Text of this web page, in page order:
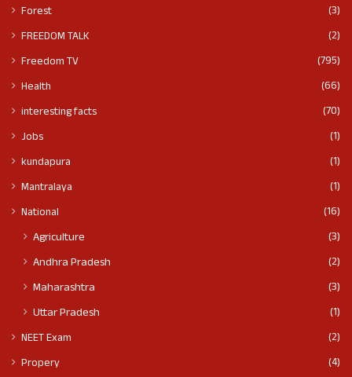
Forest
(3)
FREEDOM TALK
(2)
Freedom TV
(795)
Health
(66)
interesting facts
(70)
Jobs
(1)
kundapura
(1)
Mantralaya
(1)
National
(16)
Agriculture
(3)
Andhra Pradesh
(2)
Maharashtra
(3)
Uttar Pradesh
(1)
NEET Exam
(2)
Propery
(4)